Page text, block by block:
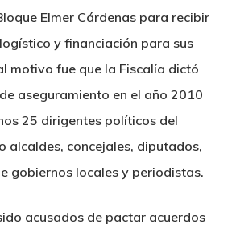
Elmer Cárdenas para recibir
y financiación para sus
motivo fue que la Fiscalía dictó
aseguramiento en el año 2010
25 dirigentes políticos del
alcaldes, concejales, diputados,
gobiernos locales y periodistas.
acusados de pactar acuerdos